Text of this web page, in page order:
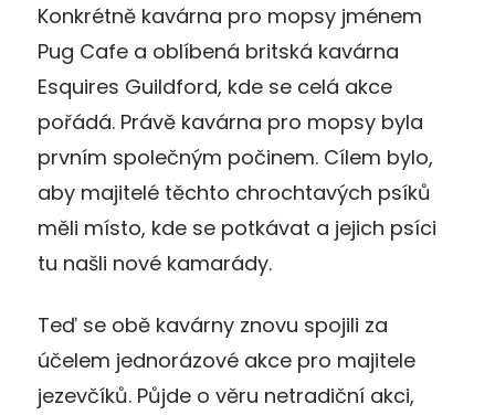
Konkrétně kavárna pro mopsy jménem
Pug Cafe a oblíbená britská kavárna
Esquires Guildford, kde se celá akce
pořádá. Právě kavárna pro mopsy byla
prvním společným počinem. Cílem bylo,
aby majitelé těchto chrochtavých psíků
měli místo, kde se potkávat a jejich psíci
tu našli nové kamarády.
Teď se obě kavárny znovu spojili za
účelem jednorázové akce pro majitele
jezevčíků. Půjde o věru netradiční akci,